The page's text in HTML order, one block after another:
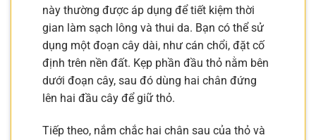
này thường được áp dụng để tiết kiệm thời
gian làm sạch lông và thui da. Bạn có thể sử
dụng một đoạn cây dài, như cán chổi, đặt cố
định trên nền đất. Kẹp phần đầu thỏ nằm bên
dưới đoạn cây, sau đó dùng hai chân đứng
lên hai đầu cây để giữ thỏ.
Tiếp theo, nắm chắc hai chân sau của thỏ và